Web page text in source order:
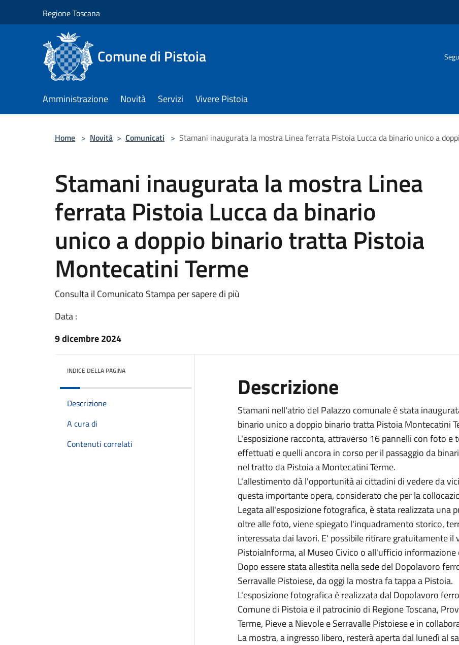
Regione Toscana
Comune di Pistoia
Amministrazione Novità Servizi Vivere Pistoia
Home > Novità > Comunicati > Stamani inaugurata la mostra Linea ferrata Pistoia Lucca da binario unico a
Stamani inaugurata la mostra Linea
ferrata Pistoia Lucca da binario
unico a doppio binario tratta Pistoia
Montecatini Terme
Consulta il Comunicato Stampa per sapere di più
Data :
9 dicembre 2024
INDICE DELLA PAGINA
Descrizione
A cura di
Contenuti correlati
Descrizione
Stamani nell'atrio del Palazzo comunale è stata
binario unico a doppio binario tratta Pistoia Montecatini
L'esposizione racconta, attraverso 16 pannelli con foto
effettuati e quelli ancora in corso per il passaggio da
nel tratto da Pistoia a Montecatini Terme.
L'allestimento dà l'opportunità ai cittadini di vedere da
questa importante opera, considerato che per la
Legata all'esposizione fotografica, è stata realizzata una
oltre alle foto, viene spiegato l'inquadramento storico,
interessata dai lavori. E' possibile ritirare gratuitamente
PistoiaInforma, al Museo Civico o all'ufficio
Dopo essere stata allestita nella sede del Dopolavoro
Serravalle Pistoiese, da oggi la mostra fa tappa a Pistoia.
L'esposizione fotografica è realizzata dal Dopolavoro
Comune di Pistoia e il patrocinio di Regione Toscana,
Terme, Pieve a Nievole e Serravalle Pistoiese e in
La mostra, a ingresso libero, resterà aperta dal lunedì al